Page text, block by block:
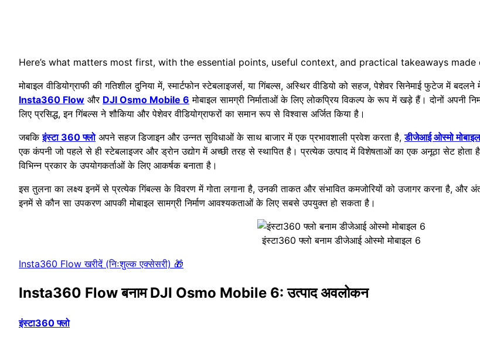
Here’s what matters most first, with the essential points, useful context, and practical takeaways made
मोबाइल वीडियोग्राफी की गतिशील दुनिया में, स्मार्टफोन स्टेबलाइजर्स, या गिंबल्स, अस्थिर वीडियो को सहज, पेशेवर सिनेमाई फुटेज में
Insta360 Flow और DJI Osmo Mobile 6 मोबाइल सामग्री निर्माताओं के लिए लोकप्रिय विकल्प के रूप में खड़े हैं। दोनों अपनी
लिए प्रसिद्ध, इन गिंबल्स ने शौकिया और पेशेवर वीडियोग्राफरों का समान रूप से विश्वास अर्जित किया है।
जबकिइंस्टा 360 फ्लोअपने सहज डिजाइन और उन्नत सुविधाओं के साथ बाजार में एक प्रभावशाली प्रवेश करता है,डीजेआई ओस्मो
एक कंपनी जो पहले से ही स्टेबलाइजर और ड्रोन उद्योग में अच्छी तरह से स्थापित है। प्रत्येक उत्पाद में विशेषताओं का एक अनूठा सेट होता
विभिन्न प्रकार के उपयोगकर्ताओं के लिए आकर्षक बनाता है।
इस तुलना का लक्ष्य इनमें से प्रत्येक गिंबल्स के विवरण में गोता लगाना है, उनकी ताकत और संभावित कमजोरियों को उजागर करना है, और
इनमें से कौन सा उपकरण आपकी मोबाइल सामग्री निर्माण आवश्यकताओं के लिए सबसे उपयुक्त हो सकता है।
इंस्टा360 फ्लो बनाम डीजेआई ओस्मो मोबाइल 6
Insta360 Flow खरीदें (निःशुल्क एक्सेसरी) 🎁
Insta360 Flow बनाम DJI Osmo Mobile 6: उत्पाद अवलोकन
इंस्टा360 फ्लो